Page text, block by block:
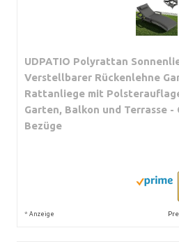
UDPATIO Polyrattan
Verstellbarer Rückenlehne
Rattanliege mit
Garten, Balkon und Terrasse -
Bezüge
* Anzeige